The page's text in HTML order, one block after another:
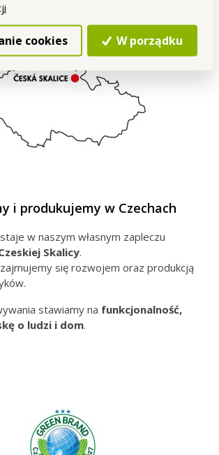
cookies W porządku
i produkujemy w Czechach
w naszym własnym zapleczu
Skalicy.
się rozwojem oraz produkcją
stawiamy na funkcjonalność,
o ludzi i dom.